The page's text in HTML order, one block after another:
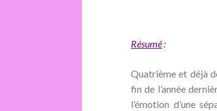
Résumé:
Quatrième et déjà
fin de l’année
l’émotion d’une